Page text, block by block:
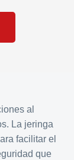
al
La jeringa
facilitar el
que